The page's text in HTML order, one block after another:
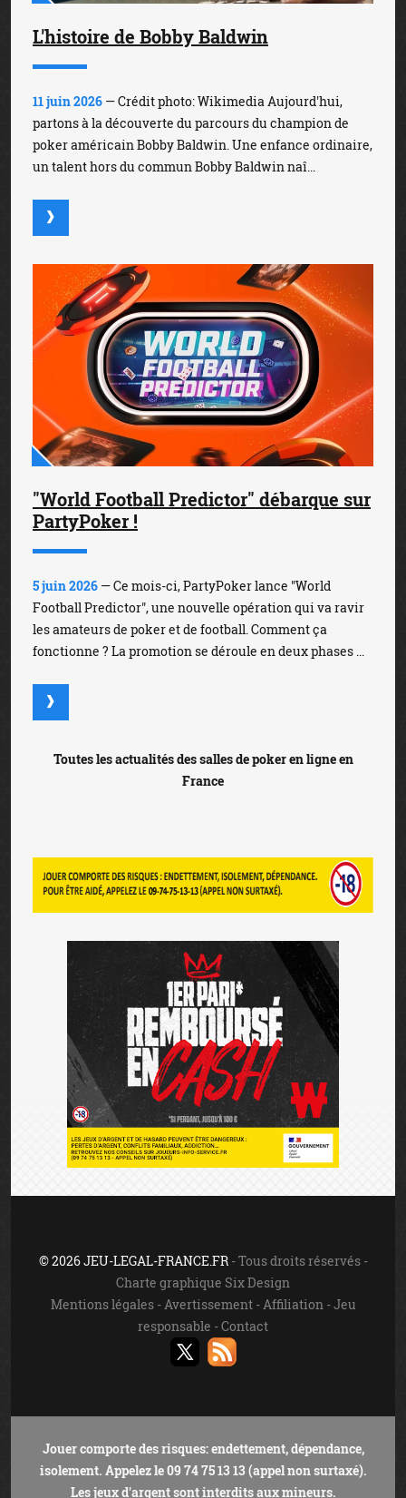
L'histoire de Bobby Baldwin
11 juin 2026 — Crédit photo: Wikimedia Aujourd'hui,
partons à la découverte du parcours du champion de
poker américain Bobby Baldwin. Une enfance ordinaire,
un talent hors du commun Bobby Baldwin naî...
"World Football Predictor" débarque sur
PartyPoker !
5 juin 2026 — Ce mois-ci, PartyPoker lance "World
Football Predictor", une nouvelle opération qui va ravir
les amateurs de poker et de football. Comment ça
fonctionne ? La promotion se déroule en deux phases ...
Toutes les actualités des salles de poker en ligne en
France
© 2026 JEU-LEGAL-FRANCE.FR- Tous droits réservés -
Charte graphique Six Design
Mentions légales-Avertissement-Affiliation-Jeu
responsable -Contact
Jouer comporte des risques: endettement, dépendance,
isolement. Appelez le 09 74 75 13 13 (appel non surtaxé).
Les jeux d'argent sont interdits aux mineurs.